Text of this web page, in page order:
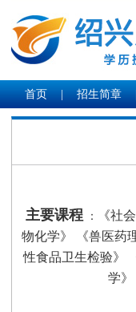
首页 招生简章
主要课程 ：
《社
物化学》 《兽医药
性食品卫生检验》
学